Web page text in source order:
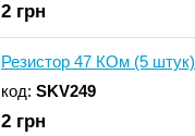
2 грн
Резистор 47 КОм (5 штук)
код: SKV249
2 грн